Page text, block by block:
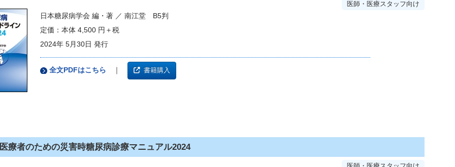
医師・医療スタッフ向け
日本糖尿病学会 編・著 ／ 南江堂 B5判
定価：本体 4,500 円＋税
2024年 5月30日 発行
全文PDFはこちら ｜ 書籍購入
療者のための災害時糖尿病診療マニュアル2024